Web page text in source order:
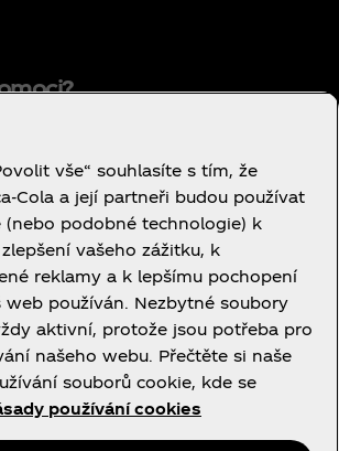
používání
osobních údajů
cookie
cookie
přístupnosti
vše“ souhlasíte s tím, že
a její partneři budou používat
(nebo podobné technologie) k
vašeho zážitku, k
reklamy a k lepšímu pochopení
web používán. Nezbytné soubory
aktivní, protože jsou potřeba pro
našeho webu. Přečtěte si naše
souborů cookie, kde se
používání cookies